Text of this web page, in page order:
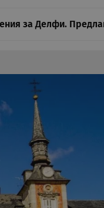
за Делфи.